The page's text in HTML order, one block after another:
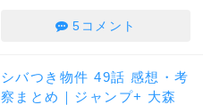
5コメント
シバつき物件 49話 感想・考
察まとめ｜ジャンプ+ 大森